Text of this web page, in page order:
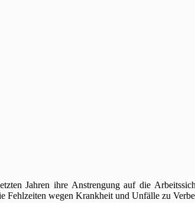
Jahren ihre Anstrengung auf die
Fehlzeiten wegen Krankheit und Unfälle zu